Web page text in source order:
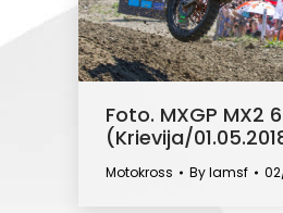
Foto. MXGP MX2
(Krievija/
Motokross Bylamsf